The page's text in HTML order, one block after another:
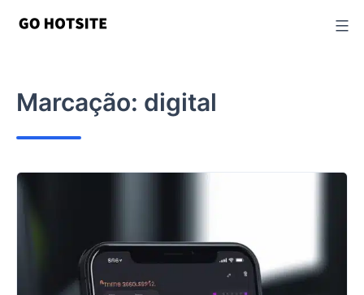
Marcação: digital